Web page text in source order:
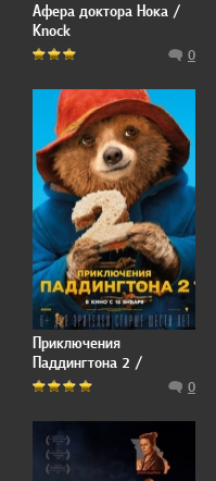
Афера доктора Нока /
Knock
0
Приключения
Паддингтона 2 /
Paddington 2
0